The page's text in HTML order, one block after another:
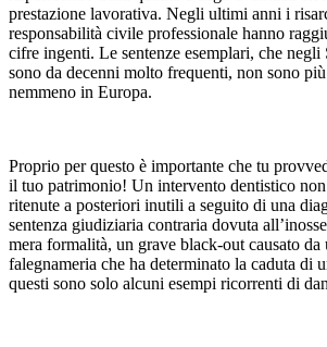
prestazione lavorativa. Negli ultimi anni i
responsabilità civile professionale hanno
cifre ingenti. Le sentenze esemplari, che
sono da decenni molto frequenti, non sono
nemmeno in Europa.
Proprio per questo è importante che tu
il tuo patrimonio! Un intervento dentistico
ritenute a posteriori inutili a seguito di una
sentenza giudiziaria contraria dovuta
mera formalità, un grave black-out causato
falegnameria che ha determinato la caduta di
questi sono solo alcuni esempi ricorrenti di